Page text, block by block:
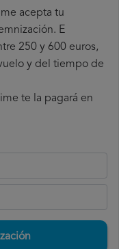
acepta tu
E
250 y 600 euros,
y del tiempo de
te la pagará en